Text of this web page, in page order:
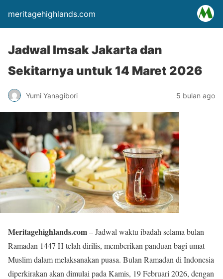
meritagehighlands.com
Jadwal Imsak Jakarta dan
Sekitarnya untuk 14 Maret 2026
Yumi Yanagibori 5 bulan ago
Meritagehighlands.com– Jadwal waktu ibadah selama bulan
Ramadan 1447 H telah dirilis, memberikan panduan bagi umat
Muslim dalam melaksanakan puasa. Bulan Ramadan di Indonesia
diperkirakan akan dimulai pada Kamis, 19 Februari 2026, dengan